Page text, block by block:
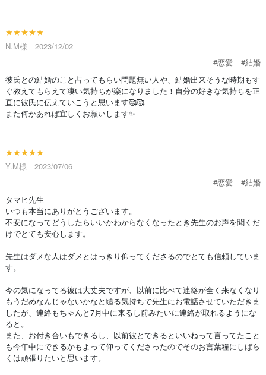
★★★★★
N.M様 2023/12/02
#恋愛
#結婚
彼氏との結婚のこと占ってもらい問題無い人や、結婚出来そうな時期もす
ぐ教えてもらえて凄い気持ちが楽になりました！自分の好きな気持ちを正
直に彼氏に伝えていこうと思います🥰🥰
また何かあれば宜しくお願いします✨
★★★★★
Y.M様 2023/07/06
#恋愛
#結婚
タマヒ先生
いつも本当にありがとうございます。
不安になってどうしたらいいかわからなくなったとき先生のお声を聞くだ
けでとても安心します。
先生はダメな人はダメとはっきり仰ってくださるのでとても信頼していま
す。
今の気になってる彼は大丈夫ですが、以前に比べて連絡が全く来なくなり
もうだめなんじゃないかなと縋る気持ちで先生にお電話させていただきま
したが、連絡もちゃんと7月中に来るし前みたいに連絡が取れるようにな
ると。
また、お付き合いもできるし、以前彼とできるといいねって言ってたこと
も今年中にできるかもよって仰ってくださったのでそのお言葉糧にしばら
くは頑張りたいと思います。